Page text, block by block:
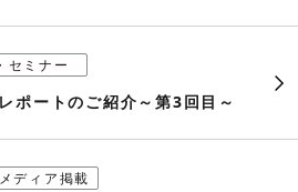
セミナー
ポートのご紹介～第3回目～
ディア掲載